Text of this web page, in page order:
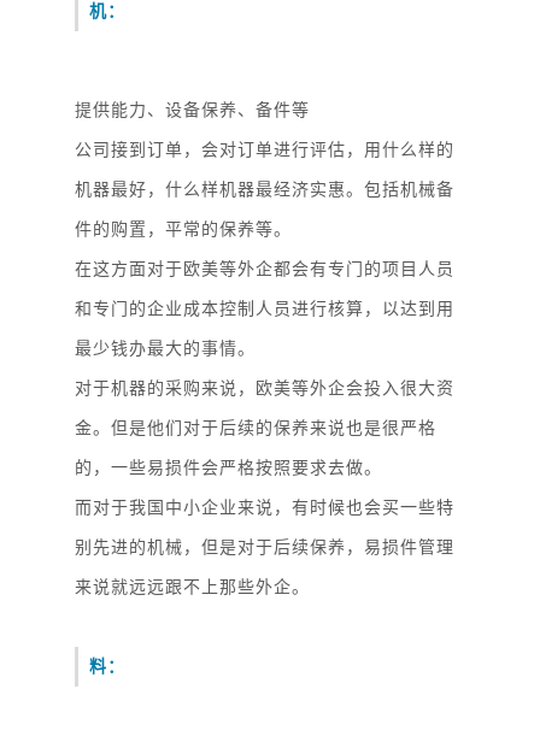
机：
提供能力、设备保养、备件等
公司接到订单，会对订单进行评估，用什么样的
机器最好，什么样机器最经济实惠。包括机械备
件的购置，平常的保养等。
在这方面对于欧美等外企都会有专门的项目人员
和专门的企业成本控制人员进行核算，以达到用
最少钱办最大的事情。
对于机器的采购来说，欧美等外企会投入很大资
金。但是他们对于后续的保养来说也是很严格
的，一些易损件会严格按照要求去做。
而对于我国中小企业来说，有时候也会买一些特
别先进的机械，但是对于后续保养，易损件管理
来说就远远跟不上那些外企。
料：